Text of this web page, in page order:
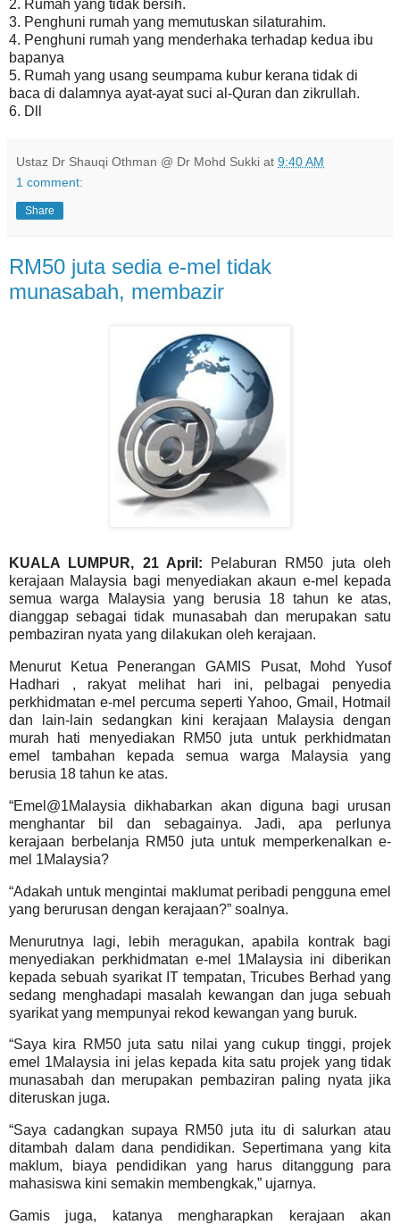
2. Rumah yang tidak bersih.
3. Penghuni rumah yang memutuskan silaturahim.
4. Penghuni rumah yang menderhaka terhadap kedua ibu
bapanya
5. Rumah yang usang seumpama kubur kerana tidak di
baca di dalamnya ayat-ayat suci al-Quran dan zikrullah.
6. Dll
Ustaz Dr Shauqi Othman @ Dr Mohd Sukki at 9:40 AM
1 comment:
Share
RM50 juta sedia e-mel tidak
munasabah, membazir
KUALA LUMPUR, 21 April: Pelaburan RM50 juta oleh
kerajaan Malaysia bagi menyediakan akaun e-mel kepada
semua warga Malaysia yang berusia 18 tahun ke atas,
dianggap sebagai tidak munasabah dan merupakan satu
pembaziran nyata yang dilakukan oleh kerajaan.
Menurut Ketua Penerangan GAMIS Pusat, Mohd Yusof
Hadhari , rakyat melihat hari ini, pelbagai penyedia
perkhidmatan e-mel percuma seperti Yahoo, Gmail, Hotmail
dan lain-lain sedangkan kini kerajaan Malaysia dengan
murah hati menyediakan RM50 juta untuk perkhidmatan
emel tambahan kepada semua warga Malaysia yang
berusia 18 tahun ke atas.
“Emel@1Malaysia dikhabarkan akan diguna bagi urusan
menghantar bil dan sebagainya. Jadi, apa perlunya
kerajaan berbelanja RM50 juta untuk memperkenalkan e-
mel 1Malaysia?
“Adakah untuk mengintai maklumat peribadi pengguna emel
yang berurusan dengan kerajaan?” soalnya.
Menurutnya lagi, lebih meragukan, apabila kontrak bagi
menyediakan perkhidmatan e-mel 1Malaysia ini diberikan
kepada sebuah syarikat IT tempatan, Tricubes Berhad yang
sedang menghadapi masalah kewangan dan juga sebuah
syarikat yang mempunyai rekod kewangan yang buruk.
“Saya kira RM50 juta satu nilai yang cukup tinggi, projek
emel 1Malaysia ini jelas kepada kita satu projek yang tidak
munasabah dan merupakan pembaziran paling nyata jika
diteruskan juga.
“Saya cadangkan supaya RM50 juta itu di salurkan atau
ditambah dalam dana pendidikan. Sepertimana yang kita
maklum, biaya pendidikan yang harus ditanggung para
mahasiswa kini semakin membengkak,” ujarnya.
Gamis juga, katanya mengharapkan kerajaan akan